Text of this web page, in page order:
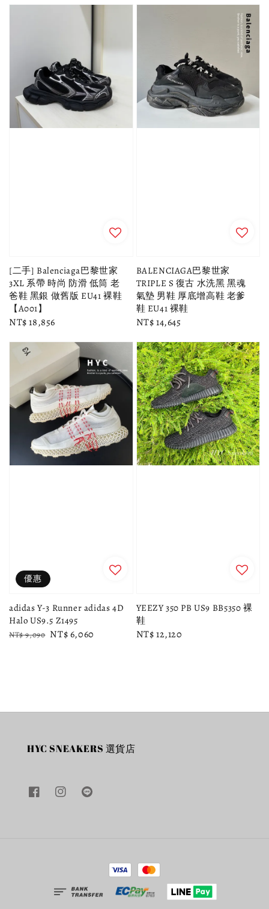
[二手] Balenciaga巴黎世家
3XL 系帶 時尚 防滑 低筒 老
爸鞋 黑銀 做舊版 EU41 裸鞋
【A001】
Regular
NT$ 18,856
BALENCIAGA巴黎世家
TRIPLE S 復古 水洗黑 黑魂
氣墊 男鞋 厚底增高鞋 老爹
鞋 EU41 裸鞋
Regular
NT$ 14,645
優惠
adidas Y-3 Runner adidas 4D
Halo US9.5 Z1495
Regular
NT$ 9,090 Sale
NT$ 6,060
YEEZY 350 PB US9 BB5350 裸
鞋
Regular
NT$ 12,120
HYC SNEAKERS 選貨店